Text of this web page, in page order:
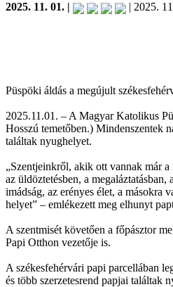
2025. 11. 01. | | 2025.
Püspöki áldás a megújult
2025.11.01. – A Magyar Katolikus
Hosszú temetőben.) Mindenszentek
találtak nyughelyet.
„Szentjeinkről, akik ott vannak már
az üldöztetésben, a
imádság, az erényes élet, a
helyet” – emlékezett meg elhunyt
A szentmisét követően a főpásztor
Papi Otthon vezetője is.
A székesfehérvári papi parcellában
és több szerzetesrend papjai találtak